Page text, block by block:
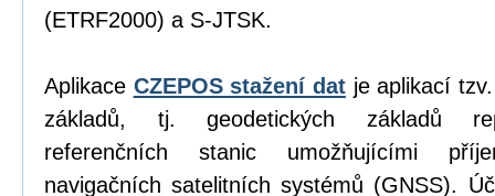
(ETRF2000) a S-JTSK.
Aplikace CZEPOS stažení datje aplikací
základů, tj. geodetických základů
referenčních stanic umožňujícími
navigačních satelitních systémů (GNSS).